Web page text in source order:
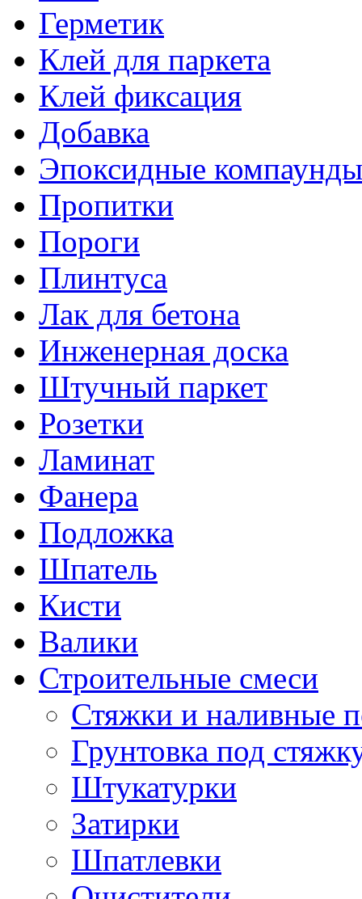
Герметик
Клей для паркета
Клей фиксация
Добавка
Эпоксидные компаунды
Пропитки
Пороги
Плинтуса
Лак для бетона
Инженерная доска
Штучный паркет
Розетки
Ламинат
Фанера
Подложка
Шпатель
Кисти
Валики
Строительные смеси
Стяжки и наливные
Грунтовка под
Штукатурки
Затирки
Шпатлевки